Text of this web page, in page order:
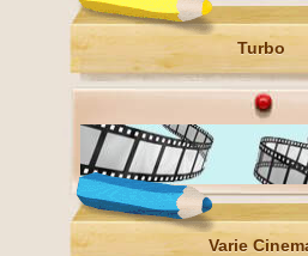
Turbo
Varie